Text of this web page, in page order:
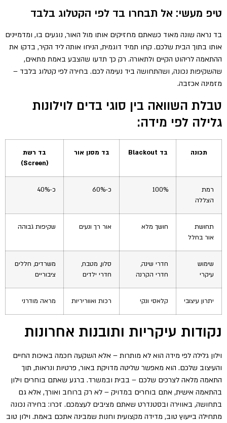
טיפ מעשי: אל תבחרו בד לפי הקטלוג בלבד
בד נראה שונה מאוד כשאתם מחזיקים אותו מול האור, נוגעים בו, ומדמיינים
אותו בתוך הבית שלכם. קחו תמיד דוגמית, הניחו אותה ליד הקיר, בדקו את
ההתאמה לריהוט הקיים ולתאורה. רק כך תדעו שהצבע באמת מתאים,
שהשקיפות נכונה, ושהתחושה ביד נעימה לכם. בחירה לפי קטלוג בלבד –
מזמינה אכזבה.
טבלת השוואה בין סוגי בדים לוילונות
גלילה לפי מידה:
תכונה בד Blackout בד מסנן אור
בד רשת
(Screen)
רמת
הצללה
100% כ-60% כ-40%
תחושת
אור בחלל
חושך מלא אור רך ונעים שקיפות גבוהה
שימוש
עיקרי
חדרי שינה,
חדרי הקרנה
סלון, מטבח,
חדרי ילדים
משרדים, חללים
ציבוריים
יתרון עיצובי קלאסי ונקי רכות ואווריריות מראה מודרני
נקודות עיקריות ותובנות אחרונות
וילון גלילה לפי מידה הוא לא מותרות – אלא השקעה חכמה באיכות החיים
והעיצוב שלכם. הוא מאפשר שליטה מדויקת באור, פרטיות ונראות, תוך
התאמה מלאה לצרכים שלכם – בבית ובמשרד. ברגע שאתם בוחרים וילון
בהתאמה אישית, אתם בוחרים במדויק – לא רק ברוחב ואורך, אלא גם
בתחושה, באווירה ובסטנדרט שאתם מציבים לעצמכם. זכרו: בחירה נכונה
מתחילה בייעוץ טוב, מדידה מקצועית וחנות שמבינה אתכם באמת. וילון טוב